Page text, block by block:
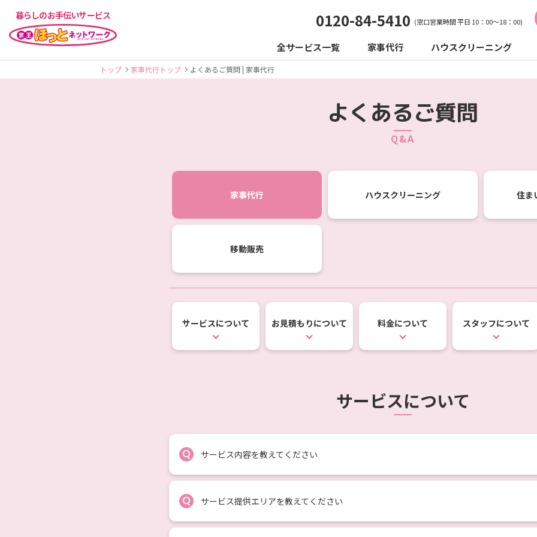
暮らしのお手伝いサービス 0120-84-5410 (窓口営業時間 平日 10：00～18：00)
全サービス一覧 家事代行 ハウスクリーニング
トップ 家事代行トップ よくあるご質問 | 家事代行
よくあるご質問
Q&A
家事代行 ハウスクリーニング 住ま
移動販売
サービスについて お見積もりについて 料金について スタッフについて
サービスについて
Q サービス内容を教えてください
Q サービス提供エリアを教えてください